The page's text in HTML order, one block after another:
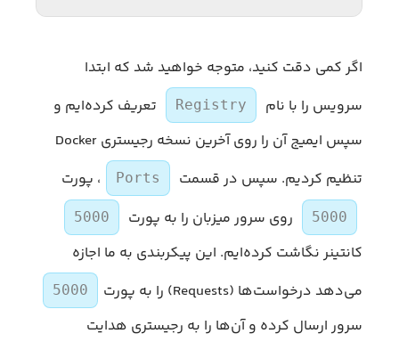
اگر کمی دقت کنید، متوجه خواهید شد که ابتدا
سرویس را با نام
Registry
تعریف کرده‌ایم و
سپس ایمیج آن را روی آخرین نسخه رجیستری Docker
تنظیم کردیم. سپس در قسمت
Ports ، پورت
5000 روی سرور میزبان را به پورت 5000
کانتینر نگاشت کرده‌ایم. این پیکربندی به ما اجازه
می‌دهد درخواست‌ها (Requests) را به پورت
5000
سرور ارسال کرده و آن‌ها را به رجیستری هدایت